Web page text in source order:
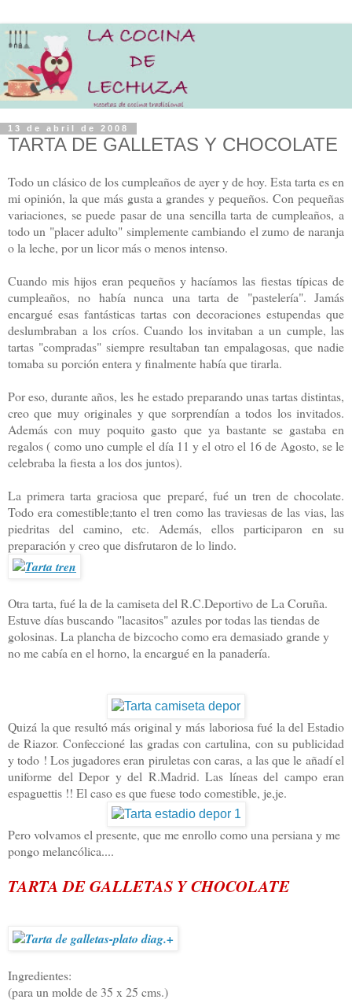
13 de abril de 2008
TARTA DE GALLETAS Y CHOCOLATE
Todo un clásico de los cumpleaños de ayer y de hoy. Esta tarta es en
mi opinión, la que más gusta a grandes y pequeños. Con pequeñas
variaciones, se puede pasar de una sencilla tarta de cumpleaños, a
todo un "placer adulto" simplemente cambiando el zumo de naranja
o la leche, por un licor más o menos intenso.
Cuando mis hijos eran pequeños y hacíamos las fiestas típicas de
cumpleaños, no había nunca una tarta de "pastelería". Jamás
encargué esas fantásticas tartas con decoraciones estupendas que
deslumbraban a los críos. Cuando los invitaban a un cumple, las
tartas "compradas" siempre resultaban tan empalagosas, que nadie
tomaba su porción entera y finalmente había que tirarla.
Por eso, durante años, les he estado preparando unas tartas distintas,
creo que muy originales y que sorprendían a todos los invitados.
Además con muy poquito gasto que ya bastante se gastaba en
regalos ( como uno cumple el día 11 y el otro el 16 de Agosto, se le
celebraba la fiesta a los dos juntos).
La primera tarta graciosa que preparé, fué un tren de chocolate.
Todo era comestible;tanto el tren como las traviesas de las vias, las
piedritas del camino, etc. Además, ellos participaron en su
preparación y creo que disfrutaron de lo lindo.
Otra tarta, fué la de la camiseta del R.C.Deportivo de La Coruña.
Estuve días buscando "lacasitos" azules por todas las tiendas de
golosinas. La plancha de bizcocho como era demasiado grande y
no me cabía en el horno, la encargué en la panadería.
Quizá la que resultó más original y más laboriosa fué la del Estadio
de Riazor. Confeccioné las gradas con cartulina, con su publicidad
y todo ! Los jugadores eran piruletas con caras, a las que le añadí el
uniforme del Depor y del R.Madrid. Las líneas del campo eran
espaguettis !! El caso es que fuese todo comestible, je,je.
Pero volvamos el presente, que me enrollo como una persiana y me
pongo melancólica....
TARTA DE GALLETAS Y CHOCOLATE
Ingredientes:
(para un molde de 35 x 25 cms.)